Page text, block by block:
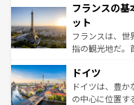
ませてくれるイ
なお、新着のイ
しい。
文化が根付くこ
れる闘牛、そし
る。首都マドリ
アートに溢れた
せる。地方によ
ンテンツ一覧を
フランスの基
ット
フランスは、世
指の観光地だ。
で、幅広い魅力
聖堂、美しい
から魅了する。
ドイツ
ドイツは、豊
の中心に位置す